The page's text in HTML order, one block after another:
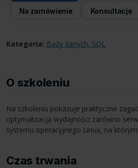
Na zamówienie Konsultacje
Kategoria: Bazy danych, SQL
O szkoleniu
Na szkoleniu pokazuje praktyczne
optymalizacją wydajności zarówno
systemu operacyjnego Linux, na którym
Czas trwania